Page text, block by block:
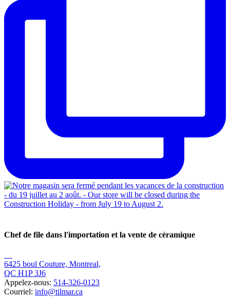
Chef de file dans l'importation et la vente de céramique
6425 boul Couture, Montreal,
QC H1P 3J6
Appelez-nous: 514-326-0123
Courriel: info@tilmar.ca